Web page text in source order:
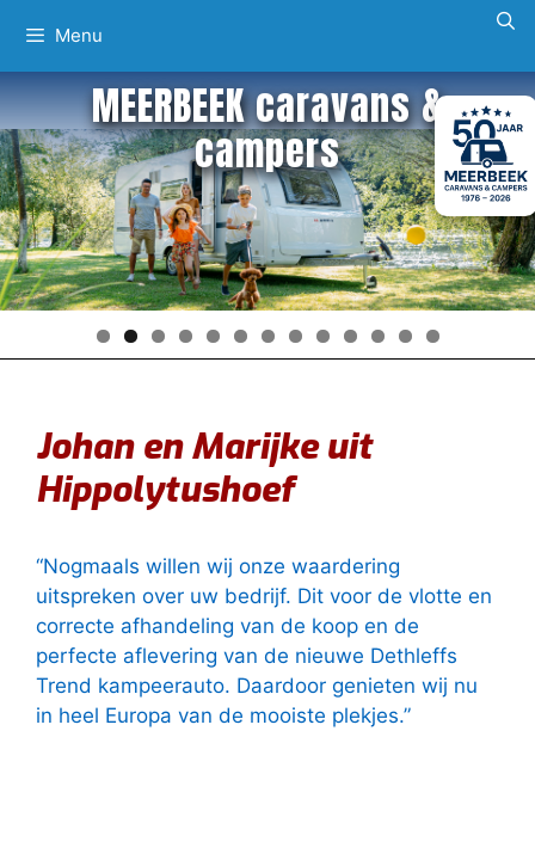
naar
de
inhoud
Menu
MEERBEEK caravans &
campers
Johan en Marijke uit
Hippolytushoef
“Nogmaals willen wij onze waardering
uitspreken over uw bedrijf. Dit voor de vlotte en
correcte afhandeling van de koop en de
perfecte aflevering van de nieuwe Dethleffs
Trend kampeerauto. Daardoor genieten wij nu
in heel Europa van de mooiste plekjes.”